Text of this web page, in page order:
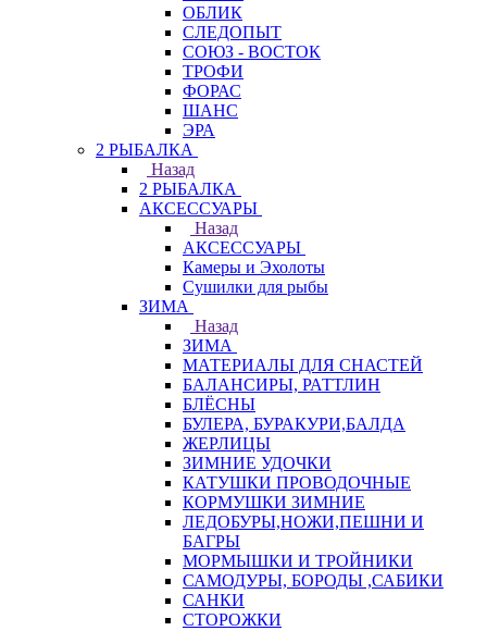
ОБЛИК
СЛЕДОПЫТ
СОЮЗ - ВОСТОК
ТРОФИ
ФОРАС
ШАНС
ЭРА
2 РЫБАЛКА
Назад
2 РЫБАЛКА
АКСЕССУАРЫ
Назад
АКСЕССУАРЫ
Камеры и Эхолоты
Сушилки для рыбы
ЗИМА
Назад
ЗИМА
МАТЕРИАЛЫ ДЛЯ СНАСТЕЙ
БАЛАНСИРЫ, РАТТЛИН
БЛЁСНЫ
БУЛЕРА, БУРАКУРИ,БАЛДА
ЖЕРЛИЦЫ
ЗИМНИЕ УДОЧКИ
КАТУШКИ ПРОВОДОЧНЫЕ
КОРМУШКИ ЗИМНИЕ
ЛЕДОБУРЫ,НОЖИ,ПЕШНИ И
БАГРЫ
МОРМЫШКИ И ТРОЙНИКИ
САМОДУРЫ, БОРОДЫ ,САБИКИ
САНКИ
СТОРОЖКИ